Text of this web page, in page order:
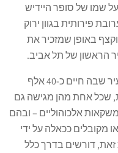
על שמו של סופר היידיש
פירותית בגוון ירוק
באופן שמזכיר את
הראשון של תל אביב.
אין קושי להשיג משקה כשר באודסה, עיר שבה חיים כ-40 אלף
שכל אחת מהן מגישה גם
אלכוהוליים – ובהם
מקובלים ככאלה על ידי
זאת, דורשים בדרך כלל